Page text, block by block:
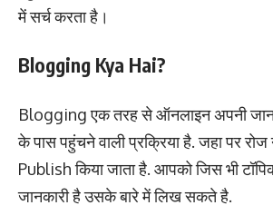
में सर्च करता है।
Blogging Kya Hai?
Blogging एक तरह से ऑनलाइन अपनी
के पास पहुंचने वाली प्रक्रिया है. जहा पर
Publish किया जाता है. आपको जिस भी
जानकारी है उसके बारे में लिख सकते है.